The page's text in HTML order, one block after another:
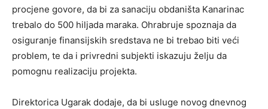
procjene govore, da bi za sanaciju obdaništa Kanarinac
trebalo do 500 hiljada maraka. Ohrabruje spoznaja da
osiguranje finansijskih sredstava ne bi trebao biti veći
problem, te da i privredni subjekti iskazuju želju da
pomognu realizaciju projekta.
Direktorica Ugarak dodaje, da bi usluge novog dnevnog